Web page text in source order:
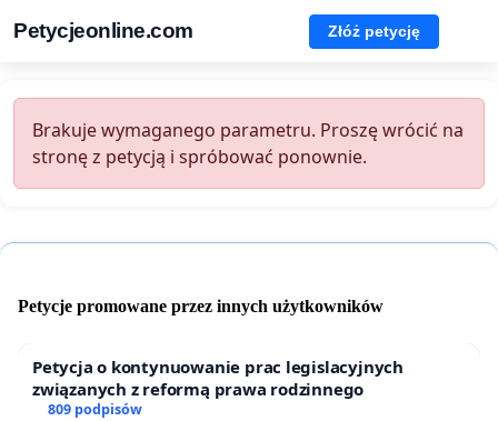
Petycjeonline.com Złóż petycję
Brakuje wymaganego parametru. Proszę wrócić na
stronę z petycją i spróbować ponownie.
Petycje promowane przez innych użytkowników
Petycja o kontynuowanie prac legislacyjnych
związanych z reformą prawa rodzinnego
809 podpisów